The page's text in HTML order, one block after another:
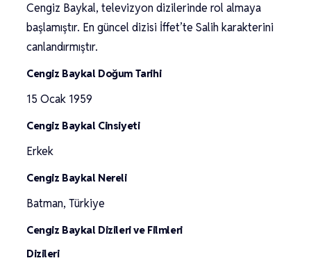
Cengiz Baykal, televizyon dizilerinde rol almaya
başlamıştır. En güncel dizisi İffet’te Salih karakterini
canlandırmıştır.
Cengiz Baykal Doğum Tarihi
15 Ocak 1959
Cengiz Baykal Cinsiyeti
Erkek
Cengiz Baykal Nereli
Batman, Türkiye
Cengiz Baykal Dizileri ve Filmleri
Dizileri